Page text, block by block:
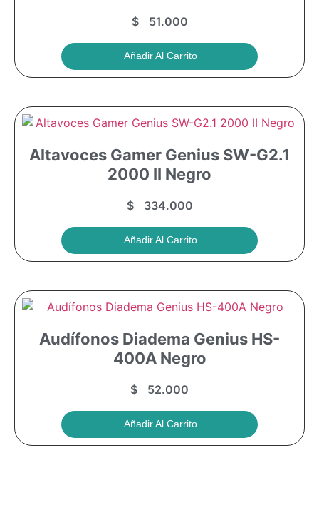
$51.000
Añadir Al Carrito
Altavoces Gamer Genius SW-G2.1
2000 II Negro
$334.000
Añadir Al Carrito
Audífonos Diadema Genius HS-
400A Negro
$ 52.000
Añadir Al Carrito